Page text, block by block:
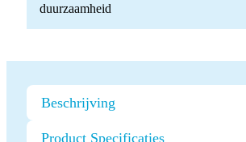
duurzaamheid
Beschrijving
Product Specificaties